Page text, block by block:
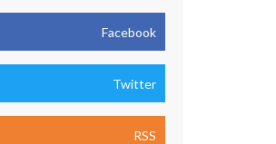
Facebook
Twitter
RSS